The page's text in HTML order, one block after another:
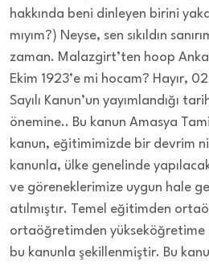
hakkında beni dinleyen birini
mıyım?) Neyse, sen sıkıldın
zaman. Malazgirt’ten hoop
Ekim 1923’e mi hocam? Hayır,
Sayılı Kanun’un yayımlandığı
önemine.. Bu kanun Amasya
kanun, eğitimimizde bir devrim
kanunla, ülke genelinde
ve göreneklerimize uygun hale
atılmıştır. Temel eğitimden
ortaöğretimden yükseköğretime
bu kanunla şekillenmiştir. Bu